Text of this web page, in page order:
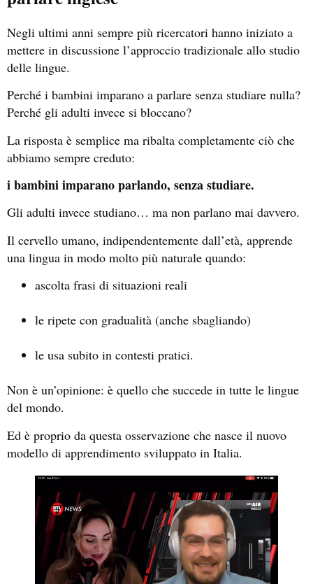
Negli ultimi anni sempre più ricercatori hanno iniziato a
mettere in discussione l’approccio tradizionale allo studio
delle lingue.
Perché i bambini imparano a parlare senza studiare nulla?
Perché gli adulti invece si bloccano?
La risposta è semplice ma ribalta completamente ciò che
abbiamo sempre creduto:
i bambini imparano parlando, senza studiare.
Gli adulti invece studiano… ma non parlano mai davvero.
Il cervello umano, indipendentemente dall’età, apprende
una lingua in modo molto più naturale quando:
ascolta frasi di situazioni reali
le ripete con gradualità (anche sbagliando)
le usa subito in contesti pratici.
Non è un’opinione: è quello che succede in tutte le lingue
del mondo.
Ed è proprio da questa osservazione che nasce il nuovo
modello di apprendimento sviluppato in Italia.